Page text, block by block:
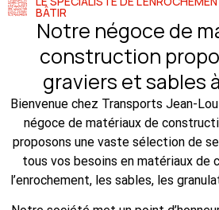
BÂTIR
Notre négoce de
construction
graviers et sables
Bienvenue chez Transports Jean-
négoce de matériaux de
proposons une vaste sélection de
tous vos besoins en matériaux de
l’enrochement, les sables, les